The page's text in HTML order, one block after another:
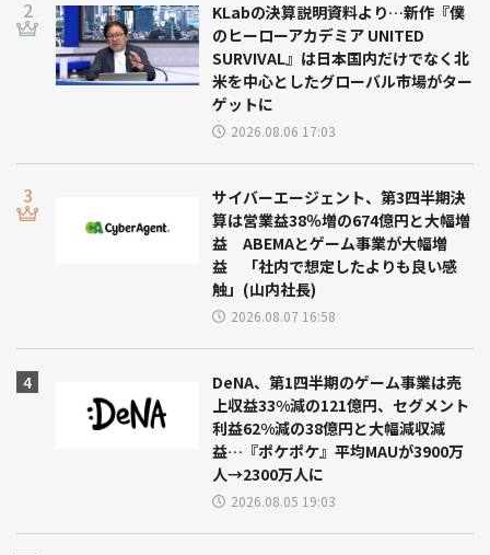
KLabの決算説明資料より…新作『僕
のヒーローアカデミア UNITED
SURVIVAL』は日本国内だけでなく北
米を中心としたグローバル市場がター
ゲットに
2026.08.06 17:03
サイバーエージェント、第3四半期決
算は営業益38％増の674億円と大幅増
益 ABEMAとゲーム事業が大幅増
益 「社内で想定したよりも良い感
触」(山内社長)
2026.08.07 16:58
DeNA、第1四半期のゲーム事業は売
上収益33%減の121億円、セグメント
利益62%減の38億円と大幅減収減
益…『ポケポケ』平均MAUが3900万
人→2300万人に
2026.08.05 19:03